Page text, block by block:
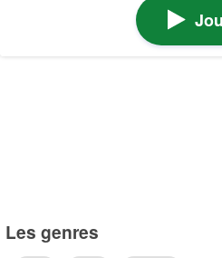
Les genres